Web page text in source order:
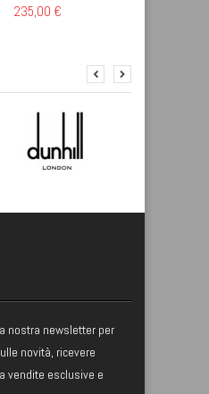
235,00 €
nostra newsletter per
novità, ricevere
vendite esclusive e